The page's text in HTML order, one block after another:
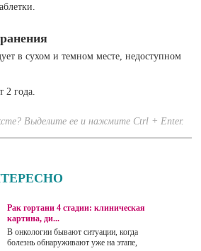
в сухом и темном месте, недоступном
2 года.
Выделите ее и нажмите Ctrl + Enter.
Рак гортани 4 стадии: клиническая
картина, ди...
В онкологии бывают ситуации, когда
болезнь обнаруживают уже на этапе,